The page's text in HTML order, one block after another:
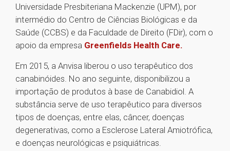
Universidade Presbiteriana Mackenzie (UPM), por
intermédio do Centro de Ciências Biológicas e da
Saúde (CCBS) e da Faculdade de Direito (FDir), com o
apoio da empresa Greenfields Health Care.
Em 2015, a Anvisa liberou o uso terapêutico dos
canabinóides. No ano seguinte, disponibilizou a
importação de produtos à base de Canabidiol. A
substância serve de uso terapêutico para diversos
tipos de doenças, entre elas, câncer, doenças
degenerativas, como a Esclerose Lateral Amiotrófica,
e doenças neurológicas e psiquiátricas.